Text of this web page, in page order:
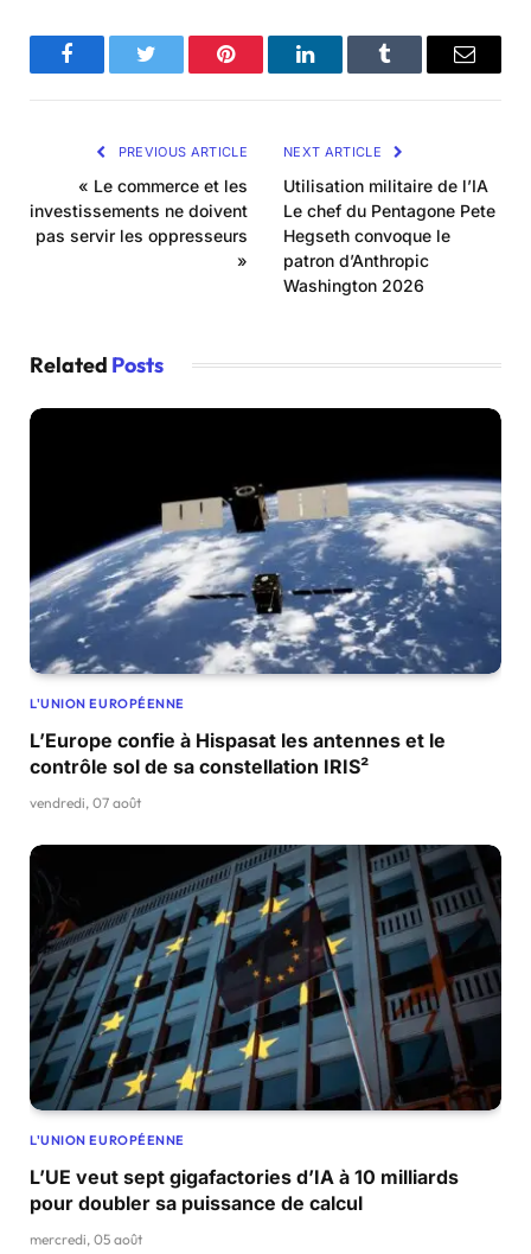
FacebookTwitter Pinterest LinkedInTumblr Email
PREVIOUS ARTICLE
« Le commerce et les
investissements ne doivent
pas servir les oppresseurs
»
NEXT ARTICLE
Utilisation militaire de l’IA
Le chef du Pentagone Pete
Hegseth convoque le
patron d’Anthropic
Washington 2026
Related Posts
L'UNION EUROPÉENNE
L’Europe confie à Hispasat les antennes et le
contrôle sol de sa constellation IRIS²
vendredi, 07 août
L'UNION EUROPÉENNE
L’UE veut sept gigafactories d’IA à 10 milliards
pour doubler sa puissance de calcul
mercredi, 05 août